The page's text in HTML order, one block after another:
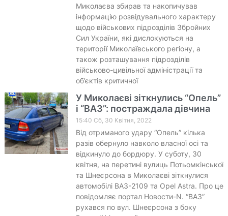
Миколаєва збирав та накопичував
інформацію розвідувального характеру
щодо військових підрозділів Збройних
Сил України, які дислокуються на
території Миколаївського регіону, а
також розташування підрозділів
військово-цивільної адміністрації та
об’єктів критичної
У Миколаєві зіткнулись “Опель”
і “ВАЗ”: постраждала дівчина
15:40 Сб, 30 Квітня, 2022
Від отриманого удару “Опель” кілька
разів обернуло навколо власної осі та
відкинуло до бордюру. У суботу, 30
квітня, на перетині вулиць Потьомкінської
та Шнеєрсона в Миколаєві зіткнулися
автомобілі ВАЗ-2109 та Opel Astra. Про це
повідомляє портал Новости-N. “ВАЗ”
рухався по вул. Шнеєрсона з боку